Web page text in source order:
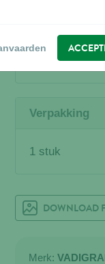
Zoek een
Verpakking
1 stuk
DOWNLOAD
Merk: